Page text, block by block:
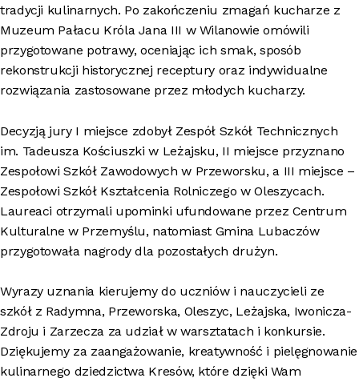
tradycji kulinarnych. Po zakończeniu zmagań kucharze z
Muzeum Pałacu Króla Jana III w Wilanowie omówili
przygotowane potrawy, oceniając ich smak, sposób
rekonstrukcji historycznej receptury oraz indywidualne
rozwiązania zastosowane przez młodych kucharzy.
Decyzją jury I miejsce zdobył Zespół Szkół Technicznych
im. Tadeusza Kościuszki w Leżajsku, II miejsce przyznano
Zespołowi Szkół Zawodowych w Przeworsku, a III miejsce –
Zespołowi Szkół Kształcenia Rolniczego w Oleszycach.
Laureaci otrzymali upominki ufundowane przez Centrum
Kulturalne w Przemyślu, natomiast Gmina Lubaczów
przygotowała nagrody dla pozostałych drużyn.
Wyrazy uznania kierujemy do uczniów i nauczycieli ze
szkół z Radymna, Przeworska, Oleszyc, Leżajska, Iwonicza-
Zdroju i Zarzecza za udział w warsztatach i konkursie.
Dziękujemy za zaangażowanie, kreatywność i pielęgnowanie
kulinarnego dziedzictwa Kresów, które dzięki Wam